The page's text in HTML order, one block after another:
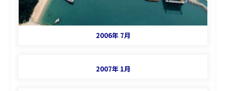
2006年 7月
2007年 1月